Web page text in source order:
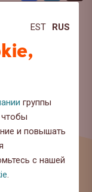
EST RUS
группы
чтобы
и повышать
с нашей
.